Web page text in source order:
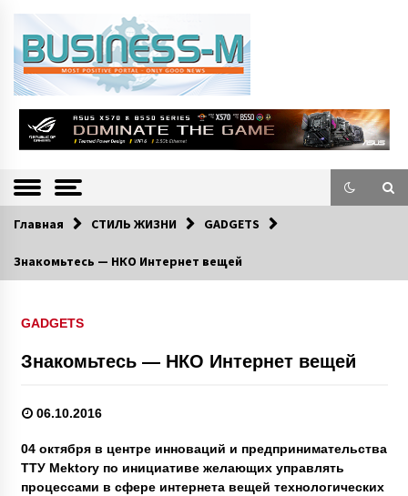
BUSINESS-M
—
Информацио
нно-деловой
экономической и культурной жизни Эстонии и зарубежных стран.
Главная СТИЛЬ ЖИЗНИ GADGETS
Знакомьтесь — НКО Интернет вещей
GADGETS
Знакомьтесь — НКО Интернет вещей
06.10.2016
04 октября в центре инноваций и предпринимательства
ТТУ Mektory по инициативе желающих управлять
процессами в сфере интернета вещей технологических